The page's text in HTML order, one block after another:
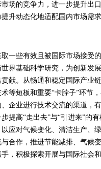
场的竞争力，进一步提升出
升动态化地适配国内市场需
些有效且被国际市场接受的
界基础科学研究，为创新发
献。从畅通和稳定国际产业
等短板和重要“卡脖子”环节
企业进行技术交流的渠道，
提高“走出去”与“引进来”的
应对气候变化、清洁生产、
合作，推进节能减排、气候
，积极探索开展与国际社会